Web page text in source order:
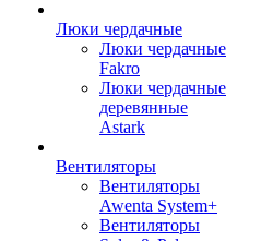
Люки чердачные
Люки чердачные
Fakro
Люки чердачные
деревянные
Astark
Вентиляторы
Вентиляторы
Awenta System+
Вентиляторы